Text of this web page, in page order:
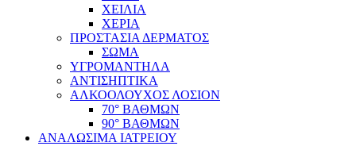
ΧΕΙΛΙΑ
ΧΕΡΙΑ
ΠΡΟΣΤΑΣΙΑ ΔΕΡΜΑΤΟΣ
ΣΩΜΑ
ΥΓΡΟΜΑΝΤΗΛΑ
ΑΝΤΙΣΗΠΤΙΚΑ
ΑΛΚΟΟΛΟΥΧΟΣ ΛΟΣΙΟΝ
70° ΒΑΘΜΩΝ
90° ΒΑΘΜΩΝ
ΑΝΑΛΩΣΙΜΑ ΙΑΤΡΕΙΟΥ